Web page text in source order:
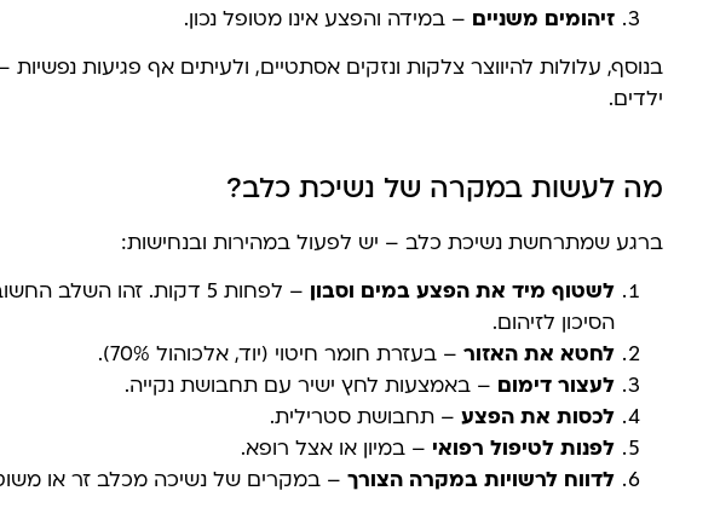
זיהומים משניים – במידה והפצע אינו מטופל נכון.
בנוסף, עלולות להיווצר צלקות ונזקים אסתטיים, ולעיתים אף פגיעות
ילדים.
מה לעשות במקרה של נשיכת כלב?
ברגע שמתרחשת נשיכת כלב – יש לפעול במהירות ובנחישות:
לשטוף מיד את הפצע במים וסבון
– לפחות 5 דקות. זהו השלב
הסיכון לזיהום.
לחטא את האזור – בעזרת חומר חיטוי (יוד, אלכוהול 70%).
לעצור דימום – באמצעות לחץ ישיר עם תחבושת נקייה.
לכסות את הפצע – תחבושת סטרילית.
לפנות לטיפול רפואי – במיון או אצל רופא.
לדווח לרשויות במקרה הצורך – במקרים של נשיכה מכלב זר או